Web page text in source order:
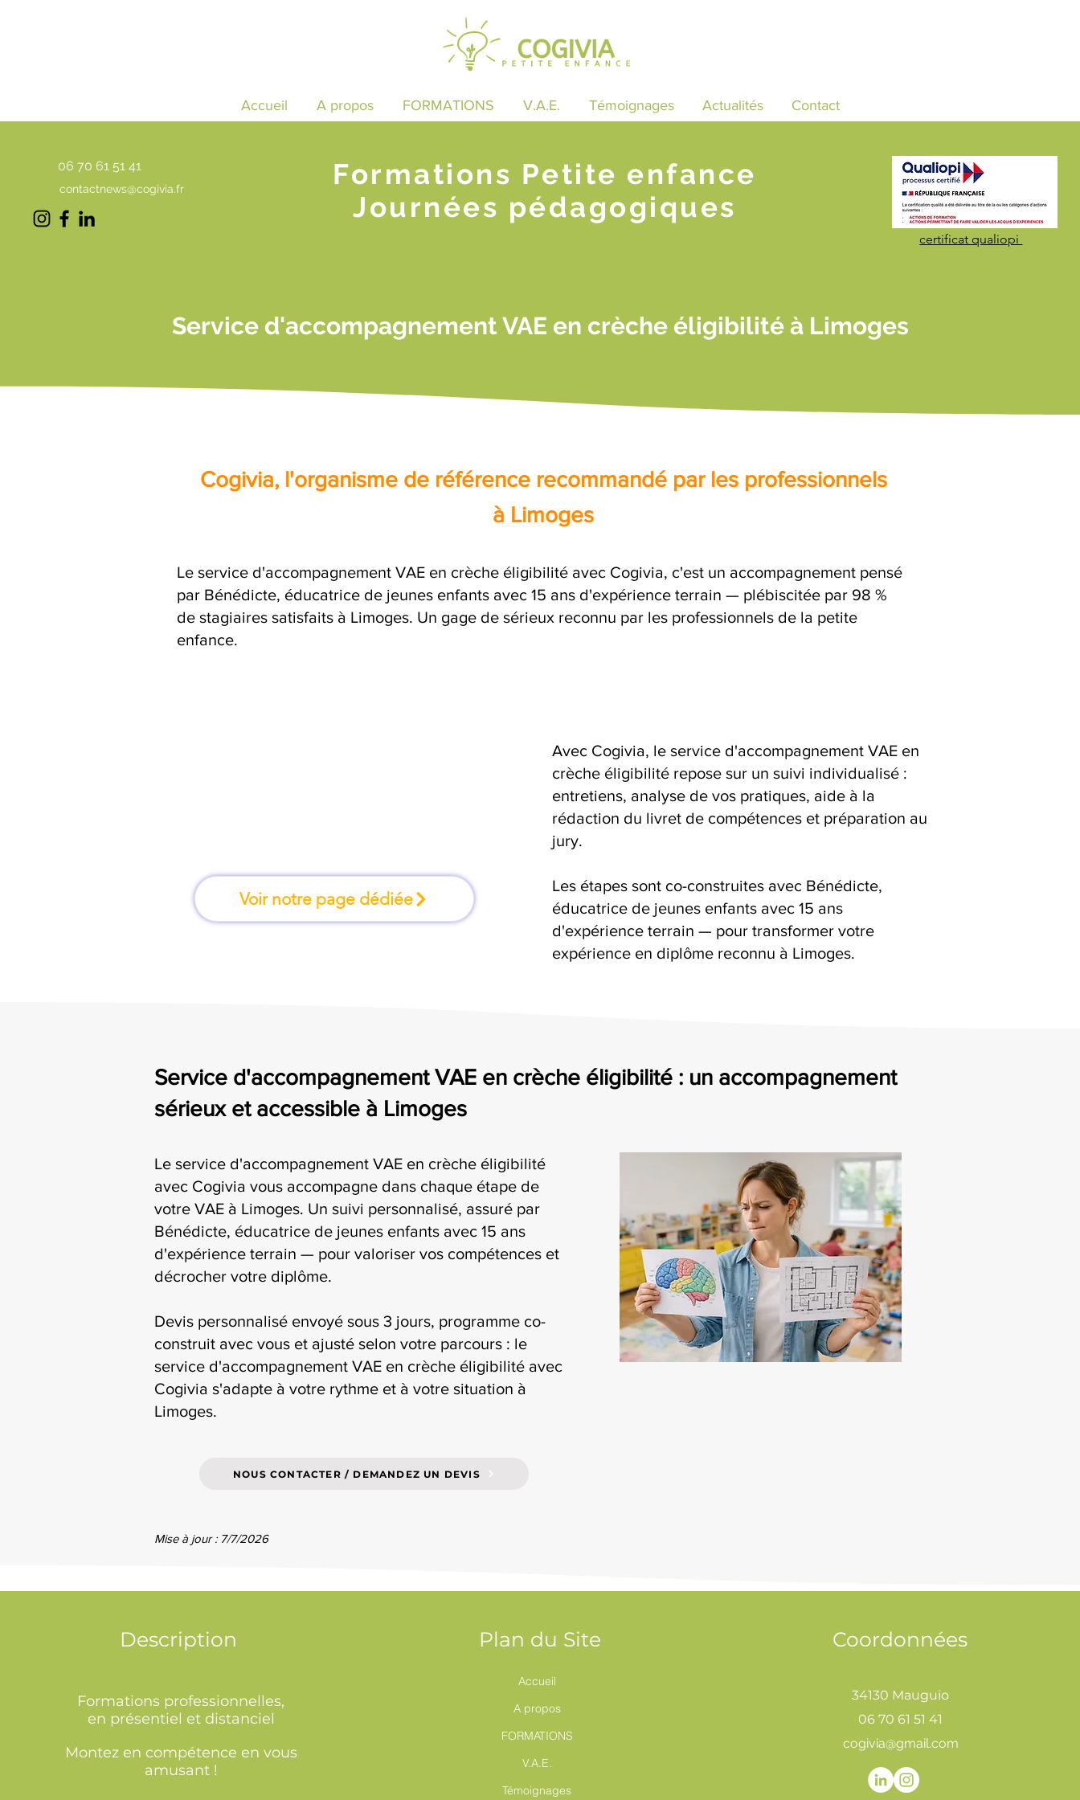
Accueil A propos FORMATIONS V.A.E. Témoignages Actualités Contact
06 70 61 51 41
contactnews@cogivia.fr
Formations Petite enfance
Journées pédagogiques
certificat qualiopi
Service d'accompagnement VAE en crèche éligibilité à Limoges
Cogivia, l'organisme de référence recommandé par les professionnels
à Limoges
Le service d'accompagnement VAE en crèche éligibilité avec Cogivia, c'est un accompagnement pensé
par Bénédicte, éducatrice de jeunes enfants avec 15 ans d'expérience terrain — plébiscitée par 98 %
de stagiaires satisfaits à Limoges. Un gage de sérieux reconnu par les professionnels de la petite
enfance.
Voir notre page dédiée
Avec Cogivia, le service d'accompagnement VAE en
crèche éligibilité repose sur un suivi individualisé :
entretiens, analyse de vos pratiques, aide à la
rédaction du livret de compétences et préparation au
jury.
Les étapes sont co-construites avec Bénédicte,
éducatrice de jeunes enfants avec 15 ans
d'expérience terrain — pour transformer votre
expérience en diplôme reconnu à Limoges.
Service d'accompagnement VAE en crèche éligibilité : un accompagnement
sérieux et accessible à Limoges
Le service d'accompagnement VAE en crèche éligibilité
avec Cogivia vous accompagne dans chaque étape de
votre VAE à Limoges. Un suivi personnalisé, assuré par
Bénédicte, éducatrice de jeunes enfants avec 15 ans
d'expérience terrain — pour valoriser vos compétences et
décrocher votre diplôme.
Devis personnalisé envoyé sous 3 jours, programme co-
construit avec vous et ajusté selon votre parcours : le
service d'accompagnement VAE en crèche éligibilité avec
Cogivia s'adapte à votre rythme et à votre situation à
Limoges.
NOUS CONTACTER / DEMANDEZ UN DEVIS
Mise à jour : 7/7/2026
Description
Formations professionnelles,
en présentiel et distanciel
Montez en compétence en vous
amusant !
Plan du Site
Accueil
A propos
FORMATIONS
V.A.E.
Témoignages
Coordonnées
34130 Mauguio
06 70 61 51 41
cogivia@gmail.com